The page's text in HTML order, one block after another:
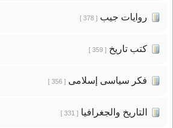
روايات جيب[ 378 ]
كتب تاريخ[ 359 ]
فكر سياسى إسلامى[ 356 ]
التاريخ والجغرافيا[ 331 ]